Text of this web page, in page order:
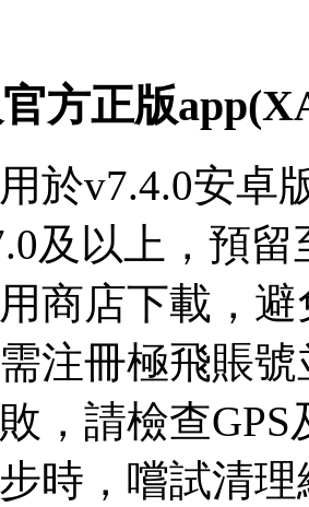
方正版
於v7.4.0安卓
及以上，預
商店下載，
注冊極飛賬
，請檢查
時，嚐試清